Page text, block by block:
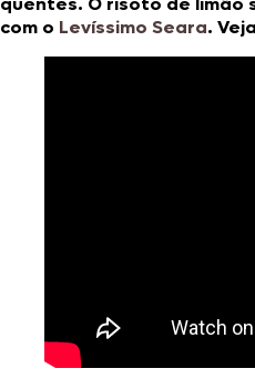
com o Levíssimo Seara.